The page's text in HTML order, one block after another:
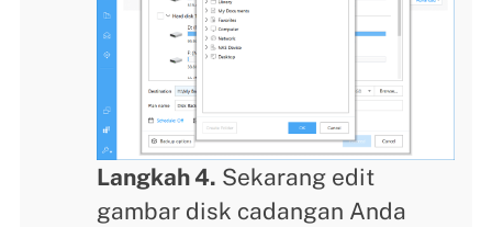
Langkah 4. Sekarang edit
gambar disk cadangan Anda